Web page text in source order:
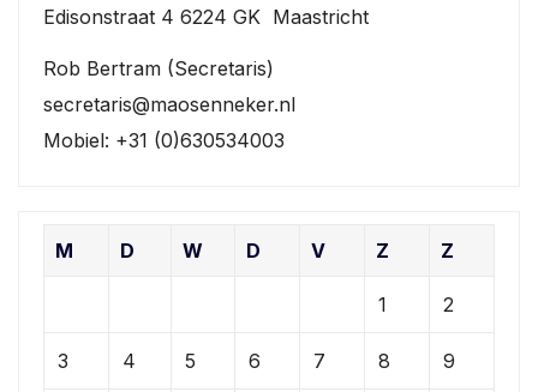
Edisonstraat 4 6224 GK Maastricht
Rob Bertram (Secretaris)
secretaris@maosenneker.nl
Mobiel: +31 (0)630534003
M D W D V Z Z
1 2
3 4 5 6 7 8 9